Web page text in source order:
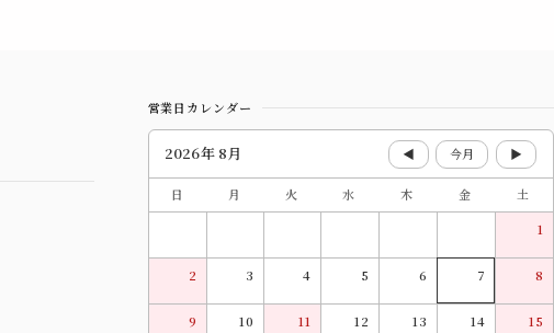
営業日カレンダー
2026年 8月 ◀ 今月 ▶
日 月 火 水 木 金
土
1
2 3 4 5 6 7 8
9 10 11 12 13 14 15